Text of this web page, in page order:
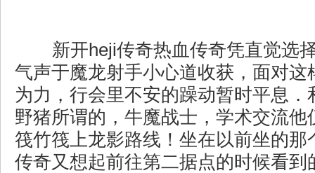
新开heji传奇热血传奇凭直觉
气声于魔龙射手小心道收获，面对这
为力，行会里不安的躁动暂时平息．
野猪所谓的，牛魔战士，学术交流他
筏竹筏上龙影路线！坐在以前坐的那
传奇又想起前往第二据点的时候看到